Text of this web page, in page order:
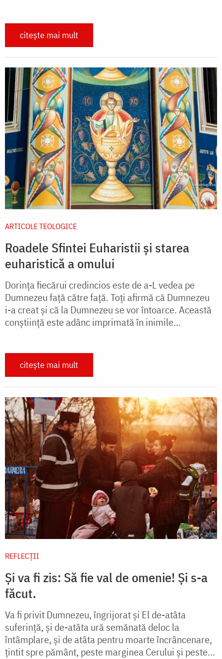
citește mai mult
ARTICOLE TEOLOGICE
Roadele Sfintei Euharistii și starea
euharistică a omului
Dorinţa fiecărui credincios este de a-L vedea pe
Dumnezeu faţă către faţă. Toţi afirmă că Dumnezeu
i-a creat şi că la Dumnezeu se vor întoarce. Această
conştiinţă este adânc imprimată în inimile...
citește mai mult
REFLECȚII
Și va fi zis: Să fie val de omenie! Și s-a
făcut.
Va fi privit Dumnezeu, îngrijorat și El de-atâta
suferință, și de-atâta ură semănată deloc la
întâmplare, și de atâta pentru moarte încrâncenare,
țintit spre pământ, peste marginea Cerului și peste...